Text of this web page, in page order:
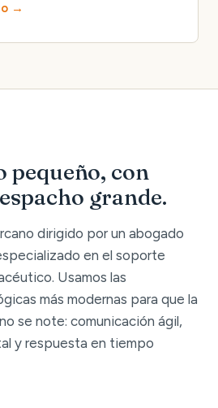
pequeño, con
grande.
dirigido por un abogado
en el soporte
Usamos las
más modernas para que la
se note: comunicación ágil,
y respuesta en tiempo